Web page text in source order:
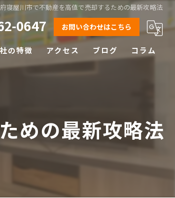
府寝屋川市で不動産を高値で売却するための最新攻略法
0647 お問い合わせはこちら
の特徴
家
アクセス ブログ コラム
めの最新攻略法